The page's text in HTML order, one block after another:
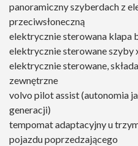
panoramiczny szyberdach z
przeciwsłoneczną
elektrycznie sterowana klapa
elektrycznie sterowane szyby
elektrycznie sterowane,
zewnętrzne
volvo pilot assist (autonomia
generacji)
tempomat adaptacyjny u
pojazdu poprzedzającego